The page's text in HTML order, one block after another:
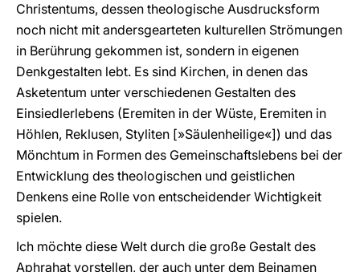
Christentums, dessen theologische Ausdrucksform
noch nicht mit andersgearteten kulturellen Strömungen
in Berührung gekommen ist, sondern in eigenen
Denkgestalten lebt. Es sind Kirchen, in denen das
Asketentum unter verschiedenen Gestalten des
Einsiedlerlebens (Eremiten in der Wüste, Eremiten in
Höhlen, Reklusen, Styliten [»Säulenheilige«]) und das
Mönchtum in Formen des Gemeinschaftslebens bei der
Entwicklung des theologischen und geistlichen
Denkens eine Rolle von entscheidender Wichtigkeit
spielen.
Ich möchte diese Welt durch die große Gestalt des
Aphrahat vorstellen, der auch unter dem Beinamen